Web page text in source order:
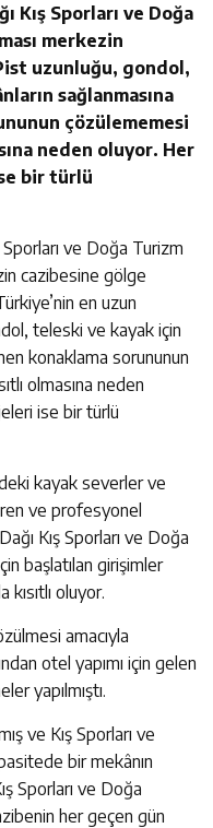
Kış Sporları ve Doğa
merkezin
uzunluğu, gondol,
sağlanmasına
çözülememesi
neden oluyor. Her
bir türlü
Sporları ve Doğa Turizm
cazibesine gölge
en uzun
teleski ve kayak için
konaklama sorununun
olmasına neden
ise bir türlü
kayak severler ve
ve profesyonel
Kış Sporları ve Doğa
başlatılan girişimler
oluyor.
amacıyla
otel yapımı için gelen
yapılmıştı.
ve Kış Sporları ve
bir mekânın
Sporları ve Doğa
her geçen gün